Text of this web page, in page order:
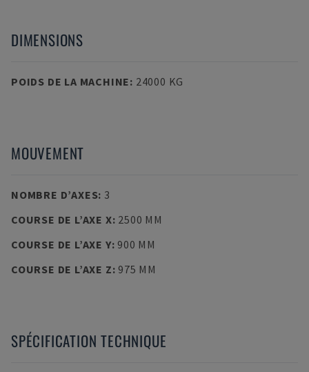
DIMENSIONS
POIDS DE LA MACHINE: 24000 KG
MOUVEMENT
NOMBRE D’AXES: 3
COURSE DE L’AXE X: 2500 MM
COURSE DE L’AXE Y: 900 MM
COURSE DE L’AXE Z: 975 MM
SPÉCIFICATION TECHNIQUE